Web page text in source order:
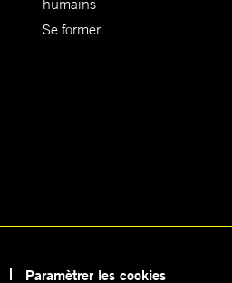
humains
Se former
Paramètrer les cookies